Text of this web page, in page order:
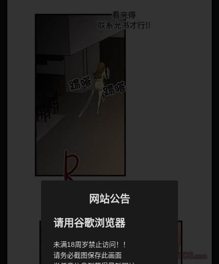
网站公告
请用谷歌浏览器
未满18周岁禁止访问！！
请务必截图保存此画面